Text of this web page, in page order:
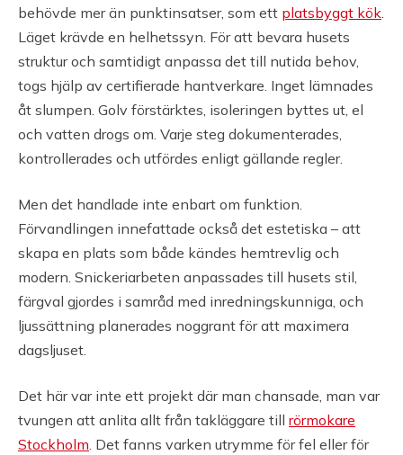
behövde mer än punktinsatser, som ett platsbyggt kök.
Läget krävde en helhetssyn. För att bevara husets
struktur och samtidigt anpassa det till nutida behov,
togs hjälp av certifierade hantverkare. Inget lämnades
åt slumpen. Golv förstärktes, isoleringen byttes ut, el
och vatten drogs om. Varje steg dokumenterades,
kontrollerades och utfördes enligt gällande regler.
Men det handlade inte enbart om funktion.
Förvandlingen innefattade också det estetiska – att
skapa en plats som både kändes hemtrevlig och
modern. Snickeriarbeten anpassades till husets stil,
färgval gjordes i samråd med inredningskunniga, och
ljussättning planerades noggrant för att maximera
dagsljuset.
Det här var inte ett projekt där man chansade, man var
tvungen att anlita allt från takläggare till rörmokare
Stockholm. Det fanns varken utrymme för fel eller för